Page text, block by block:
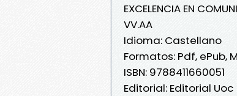
EXCELENCIA EN
VV.AA
Idioma: Castellano
Formatos: Pdf, ePub,
ISBN: 9788411660051
Editorial: Editorial Uoc